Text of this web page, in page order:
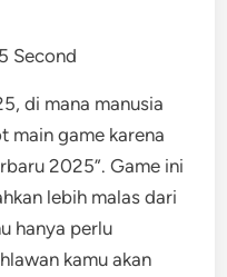
Second
di mana manusia
main game karena
2025”. Game ini
lebih malas dari
hanya perlu
kamu akan